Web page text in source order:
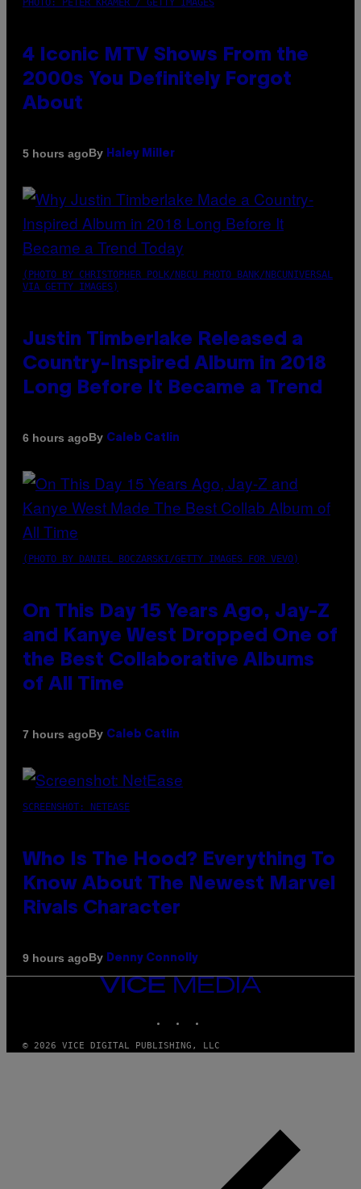
PHOTO: PETER KRAMER / GETTY IMAGES
4 Iconic MTV Shows From the
2000s You Definitely Forgot
About
5 hours agoBy Haley Miller
(PHOTO BY CHRISTOPHER POLK/NBCU PHOTO BANK/NBCUNIVERSAL
VIA GETTY IMAGES)
Justin Timberlake Released a
Country-Inspired Album in 2018
Long Before It Became a Trend
6 hours agoBy Caleb Catlin
(PHOTO BY DANIEL BOCZARSKI/GETTY IMAGES FOR VEVO)
On This Day 15 Years Ago, Jay-Z
and Kanye West Dropped One of
the Best Collaborative Albums
of All Time
7 hours agoBy Caleb Catlin
SCREENSHOT: NETEASE
Who Is The Hood? Everything To
Know About The Newest Marvel
Rivals Character
9 hours agoBy Denny Connolly
VICE
© 2026 VICE DIGITAL PUBLISHING, LLC